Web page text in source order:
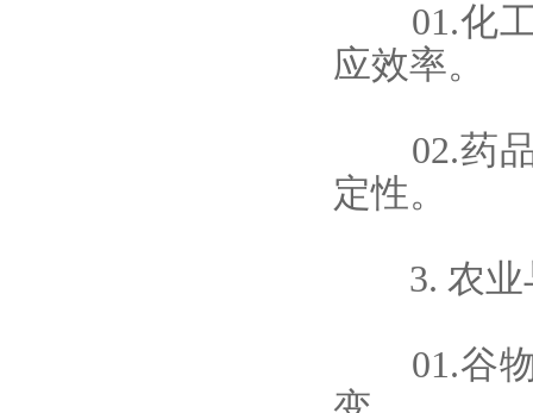
01.化工
应效率。
02.药品
定性。
3. 农业
01.谷物